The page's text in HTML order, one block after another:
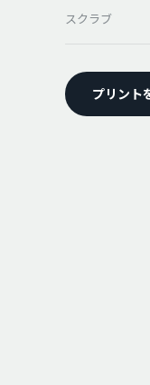
スクラブ
プリント